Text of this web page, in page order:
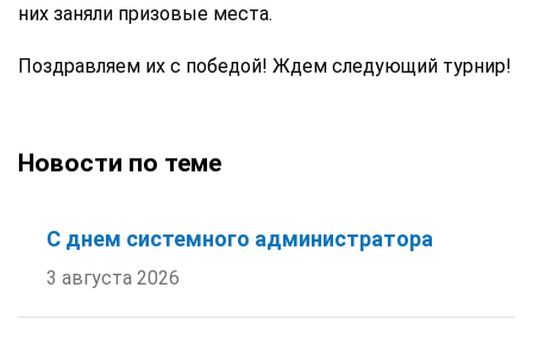
них заняли призовые места.
Поздравляем их с победой! Ждем следующий турнир!
Новости по теме
С днем системного администратора
3 августа 2026